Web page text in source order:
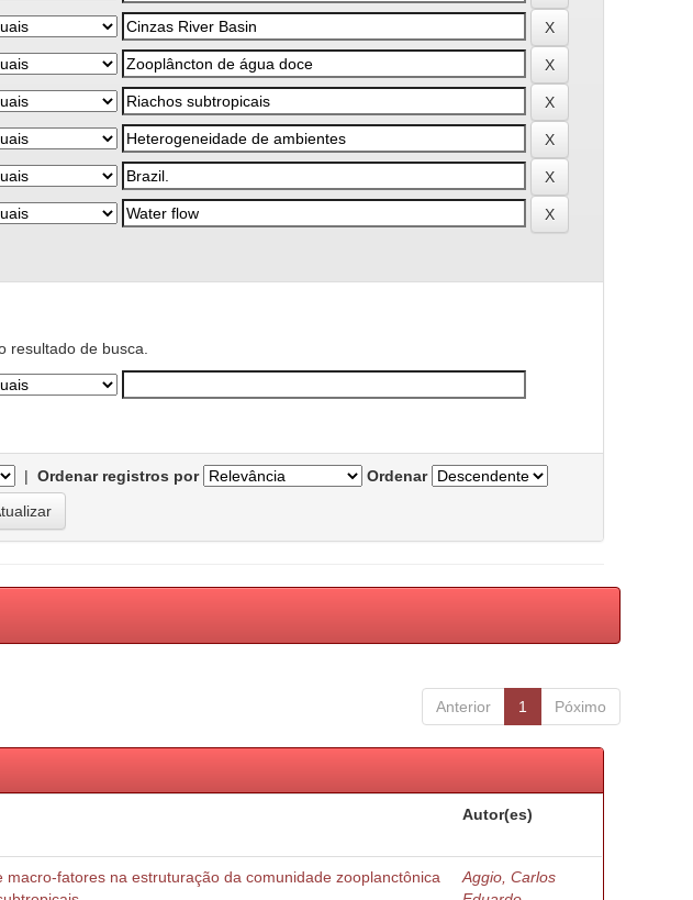
resultado de busca.
| Ordenar registros por
Ordenar
Anterior 1 Póximo
Autor(es)
macro-fatores na estruturação da comunidade zooplanctônica
Aggio, Carlos